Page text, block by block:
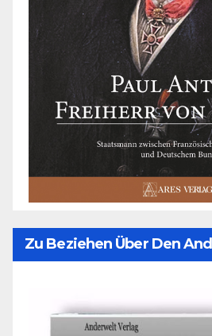
Zu Beziehen Über Den